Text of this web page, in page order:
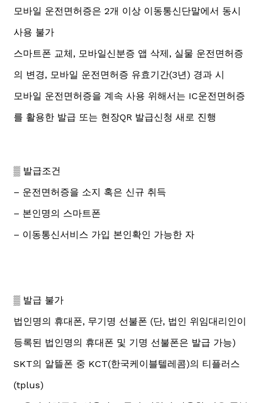
모바일 운전면허증은 2개 이상 이동통신단말에서 동시
사용 불가
스마트폰 교체, 모바일신분증 앱 삭제, 실물 운전면허증
의 변경, 모바일 운전면허증 유효기간(3년) 경과 시
모바일 운전면허증을 계속 사용 위해서는 IC운전면허증
를 활용한 발급 또는 현장QR 발급신청 새로 진행
▒ 발급조건
– 운전면허증을 소지 혹은 신규 취득
– 본인명의 스마트폰
– 이동통신서비스 가입 본인확인 가능한 자
▒ 발급 불가
법인명의 휴대폰, 무기명 선불폰 (단, 법인 위임대리인이
등록된 법인명의 휴대폰 및 기명 선불폰은 발급 가능)
SKT의 알뜰폰 중 KCT(한국케이블텔레콤)의 티플러스
(tplus)